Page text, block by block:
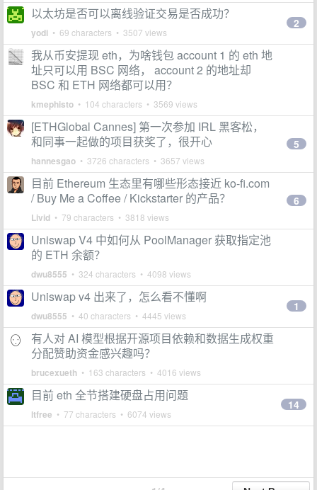
以太坊是否可以离线验证交易是否成功？
yodi • 69 characters • 3507 views
2
我从币安提现 eth，为啥钱包 account 1 的 eth 地
址只可以用 BSC 网络， account 2 的地址却
BSC 和 ETH 网络都可以用？
kmephisto • 104 characters • 3569 views
[ETHGlobal Cannes] 第一次参加 IRL 黑客松，
和同事一起做的项目获奖了，很开心
hannesgao • 3726 characters • 3657 views
5
目前 Ethereum 生态里有哪些形态接近 ko-fi.com
/ Buy Me a Coffee / Kickstarter 的产品？
Livid • 79 characters • 3818 views
6
Uniswap V4 中如何从 PoolManager 获取指定池
的 ETH 余额？
dwu8555 • 324 characters • 4098 views
Uniswap v4 出来了，怎么看不懂啊
dwu8555 • 40 characters • 4445 views
1
有人对 AI 模型根据开源项目依赖和数据生成权重
分配赞助资金感兴趣吗？
brucexueth • 163 characters • 4016 views
目前 eth 全节搭建硬盘占用问题
ltfree • 77 characters • 6074 views
14